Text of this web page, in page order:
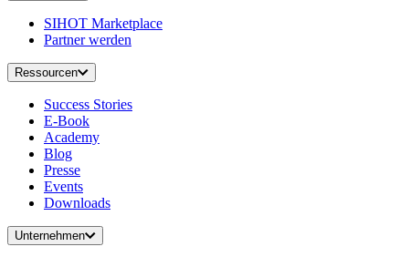
SIHOT Marketplace
Partner werden
Ressourcen
Success Stories
E-Book
Academy
Blog
Presse
Events
Downloads
Unternehmen